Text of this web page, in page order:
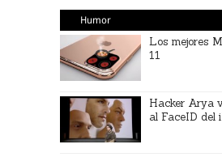
Humor
Los mejores
11
Hacker Arya
al FaceID del